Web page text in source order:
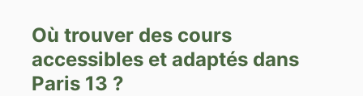
Où trouver des cours
accessibles et adaptés dans
Paris 13 ?